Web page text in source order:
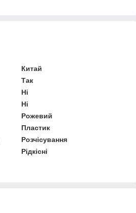
Китай
Так
Ні
Ні
Рожевий
Пластик
Розчісування
Рідкісні